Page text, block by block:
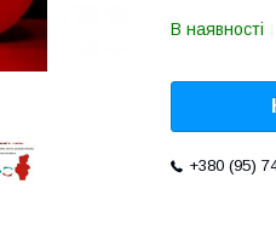
В наявності
+380 (95)